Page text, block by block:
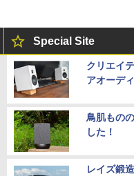
Special Site
クリエイ
アオーデ
鳥肌もの
した！
レイズ鍛